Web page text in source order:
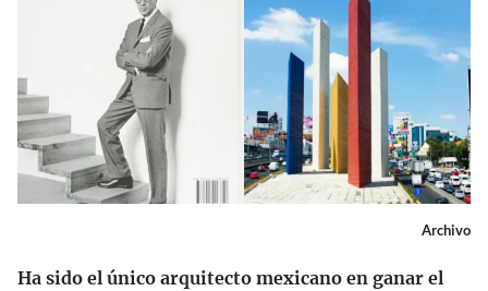
Archivo
Ha sido el único arquitecto mexicano en ganar el